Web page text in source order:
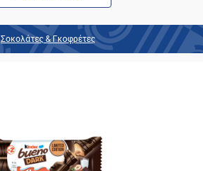
Σοκολάτες & Γκοφρέτες